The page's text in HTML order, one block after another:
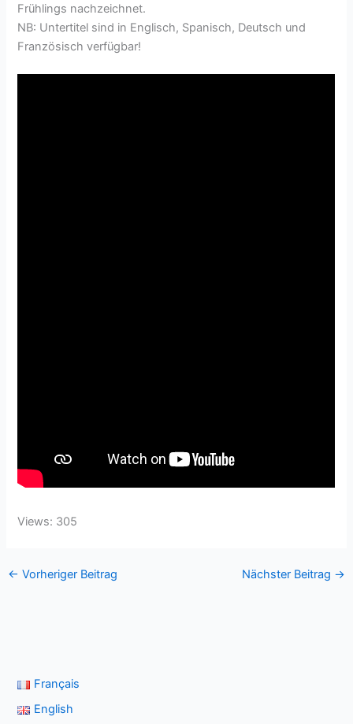
Frühlings nachzeichnet.
NB: Untertitel sind in Englisch, Spanisch, Deutsch und
Französisch verfügbar!
Views: 305
← Vorheriger Beitrag Nächster Beitrag →
Français
English